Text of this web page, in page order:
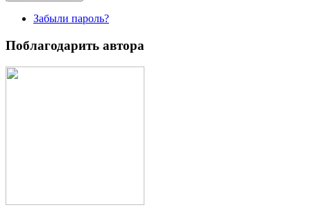
Забыли пароль?
Поблагодарить автора